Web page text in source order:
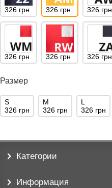
326 грн 326 грн 326 грн
326 грн 326 грн 326 грн
Размер
S
326 грн
M
326 грн
L
326 грн
Категории
Информация